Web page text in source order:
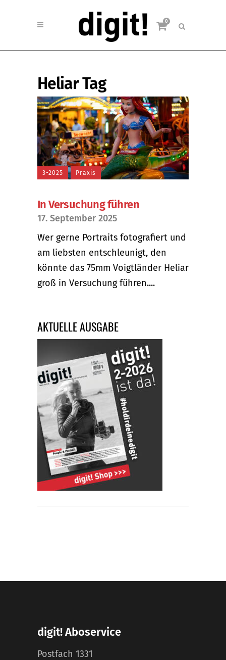
0
Heliar Tag
3-2025 Praxis
In Versuchung führen
17. September 2025
Wer gerne Portraits fotografiert und
am liebsten entschleunigt, den
könnte das 75mm Voigtländer Heliar
groß in Versuchung führen....
AKTUELLE AUSGABE
digit! Aboservice
Postfach 1331